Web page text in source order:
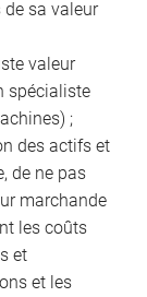
de sa valeur
valeur
spécialiste
;
des actifs et
de ne pas
marchande
les coûts
et
et les